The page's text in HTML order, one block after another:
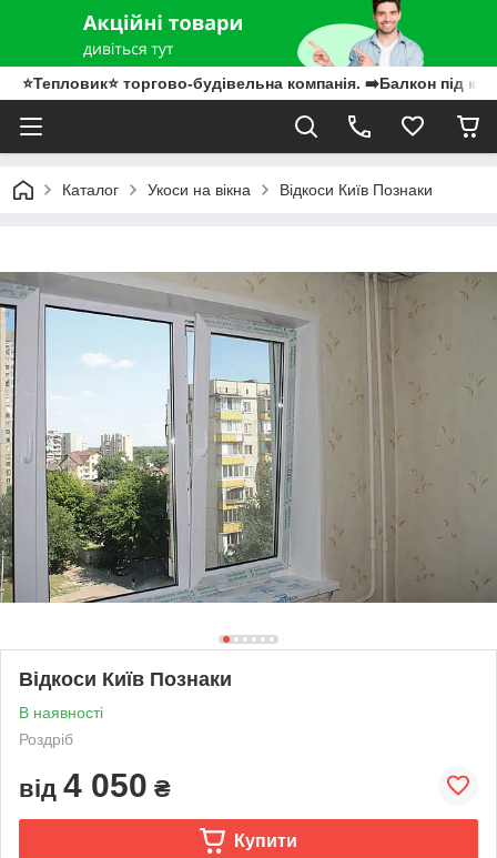
⭐Тепловик⭐ торгово-будівельна компанія. ➡️Балкон під
Каталог Укоси на вікна Відкоси Київ Познаки
Відкоси Київ Познаки
В наявності
Роздріб
від 4 050 ₴
Купити